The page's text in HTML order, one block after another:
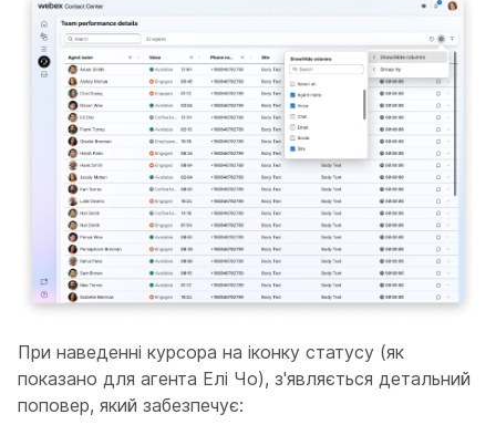
При наведенні курсора на іконку статусу (як
показано для агента Елі Чо), з'являється детальний
поповер, який забезпечує: